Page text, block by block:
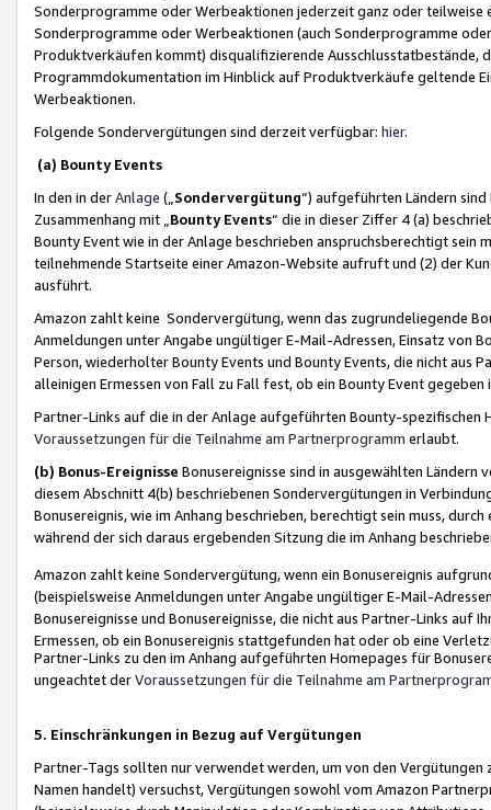
Sonderprogramme oder Werbeaktionen jederzeit ganz oder
Sonderprogramme oder Werbeaktionen (auch Sonderprogramme
Produktverkäufen kommt) disqualifizierende Ausschlusstatbestände,
Programmdokumentation im Hinblick auf Produktverkäufe geltende
Werbeaktionen.
Folgende Sondervergütungen sind derzeit verfügbar: hier.
(a) Bounty Events
In den in derAnlage („ Sondervergütung“) aufgeführten Ländern
Zusammenhang mit „ Bounty Events“ die in dieser Ziffer 4 (a)
Bounty Event wie in der Anlage beschrieben anspruchsberechtigt sein
teilnehmende Startseite einer Amazon-Website aufruft und (2) der
ausführt.
Amazon zahlt keine Sondervergütung, wenn das zugrundeliegende
Anmeldungen unter Angabe ungültiger E-Mail-Adressen, Einsatz von
Person, wiederholter Bounty Events und Bounty Events, die nicht
alleinigen Ermessen von Fall zu Fall fest, ob ein Bounty Event
Partner-Links auf die in der Anlage aufgeführten Bounty-spezifischen
Voraussetzungen für die Teilnahme am Partnerprogramm erlaubt.
(b) Bonus-Ereignisse Bonusereignisse sind in ausgewählten Ländern
diesem Abschnitt 4(b) beschriebenen Sondervergütungen in
Bonusereignis, wie im Anhang beschrieben, berechtigt sein muss,
während der sich daraus ergebenden Sitzung die im Anhang
Amazon zahlt keine Sondervergütung, wenn ein Bonusereignis
(beispielsweise Anmeldungen unter Angabe ungültiger E-Mail-
Bonusereignisse und Bonusereignisse, die nicht aus Partner-Links auf
Ermessen, ob ein Bonusereignis stattgefunden hat oder ob eine
Partner-Links zu den im Anhang aufgeführten Homepages für
ungeachtet derVoraussetzungen für die Teilnahme am
5. Einschränkungen in Bezug auf Vergütungen
Partner-Tags sollten nur verwendet werden, um von den
Namen handelt) versuchst, Vergütungen sowohl vom Amazon